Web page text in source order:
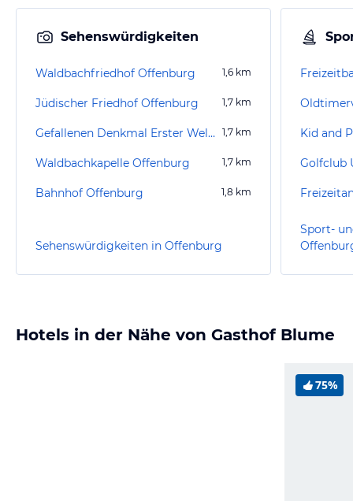
Sehenswürdigkeiten
Waldbachfriedhof Offenburg 1,6 km
Jüdischer Friedhof Offenburg 1,7 km
Gefallenen Denkmal Erster Weltkrieg Offenburg 1,7 km
Waldbachkapelle Offenburg 1,7 km
Bahnhof Offenburg 1,8 km
Sehenswürdigkeiten in Offenburg
Kid and
Golfclub
Sport-
Hotels in der Nähe von Gasthof Blume
75%